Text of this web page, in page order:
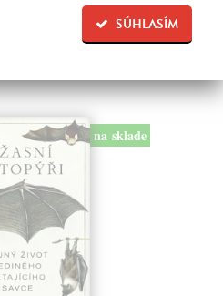
SÚHLASÍM
na sklade